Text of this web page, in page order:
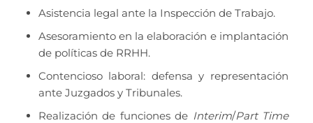
Asistencia legal ante la Inspección de Trabajo.
Asesoramiento en la elaboración e implantación
de políticas de RRHH.
Contencioso laboral: defensa y representación
ante Juzgados y Tribunales.
Realización de funciones de Interim/Part Time